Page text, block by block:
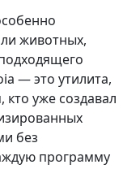
животных,
— это утилита,
уже создавал
без
программу